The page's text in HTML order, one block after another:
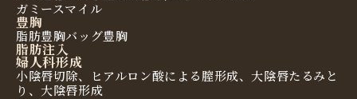
ガミースマイル
豊胸
脂肪豊胸バッグ豊胸
脂肪注入
婦人科形成
小陰唇切除、ヒアルロン酸による膣形成、大陰唇たるみと
り、大陰唇形成